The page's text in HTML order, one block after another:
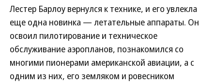
Лестер Барлоу вернулся к технике, и его увлекла
еще одна новинка — летательные аппараты. Он
освоил пилотирование и техническое
обслуживание аэропланов, познакомился со
многими пионерами американской авиации, а с
одним из них, его земляком и ровесником